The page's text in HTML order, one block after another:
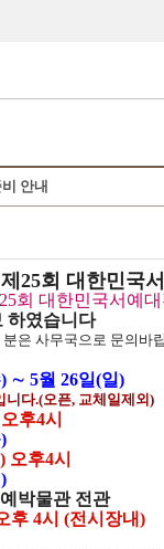
안내
제25회 대한민국
회 대한민국서예
하였습니다
은 사무국으로 문의바
∼ 5월 26일(일)
니다.(오픈, 교체일제외)
후4시
오후4시
박물관 전관
후 4시 (전시장내)